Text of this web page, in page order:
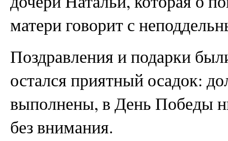
матери говорит с
Поздравления и подарки
остался приятный осадок:
выполнены, в День Победы
без внимания.